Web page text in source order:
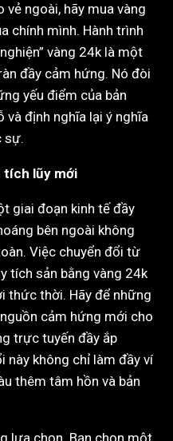
ngoài, hãy mua vàng
chính mình. Hành trình
vàng 24k là một
đầy cảm hứng. Nó đòi
yếu điểm của bản
và định nghĩa lại ý nghĩa
sự.
tích lũy mới
giai đoạn kinh tế đầy
bên ngoài không
Việc chuyển đổi từ
tích sản bằng vàng 24k
thức thời. Hãy để những
cảm hứng mới cho
trực tuyến đầy ắp
này không chỉ làm đầy ví
thêm tâm hồn và bản